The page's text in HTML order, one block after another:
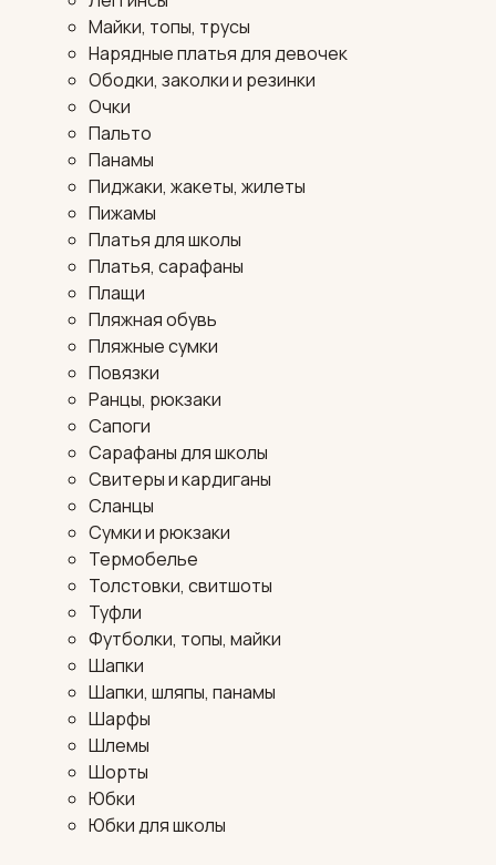
Майки, топы, трусы
Нарядные платья для девочек
Ободки, заколки и резинки
Очки
Пальто
Панамы
Пиджаки, жакеты, жилеты
Пижамы
Платья для школы
Платья, сарафаны
Плащи
Пляжная обувь
Пляжные сумки
Повязки
Ранцы, рюкзаки
Сапоги
Сарафаны для школы
Свитеры и кардиганы
Сланцы
Сумки и рюкзаки
Термобелье
Толстовки, свитшоты
Туфли
Футболки, топы, майки
Шапки
Шапки, шляпы, панамы
Шарфы
Шлемы
Шорты
Юбки
Юбки для школы